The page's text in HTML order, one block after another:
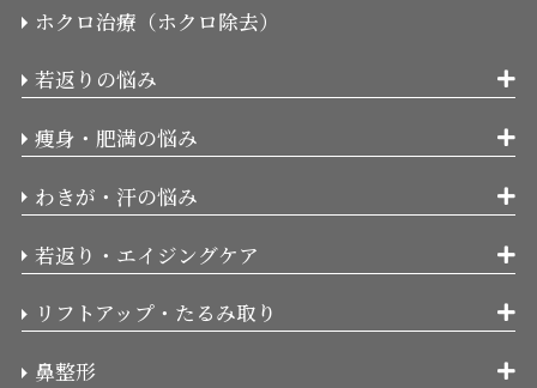
ホクロ治療（ホクロ除去）
若返りの悩み
痩身・肥満の悩み
わきが・汗の悩み
若返り・エイジングケア
リフトアップ・たるみ取り
鼻整形